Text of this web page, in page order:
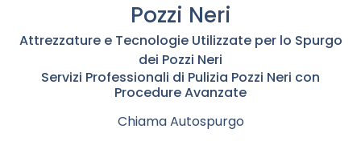
Pozzi Neri
Attrezzature e Tecnologie Utilizzate per lo Spurgo
dei Pozzi Neri
Servizi Professionali di Pulizia Pozzi Neri con
Procedure Avanzate
Chiama Autospurgo